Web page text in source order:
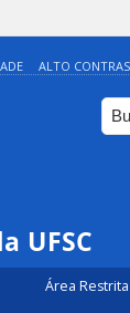
ALTO
UFSC
Área Restrita